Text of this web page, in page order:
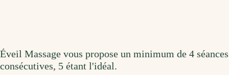
Éveil Massage vous propose un minimum de 4 séances
consécutives, 5 étant l'idéal.